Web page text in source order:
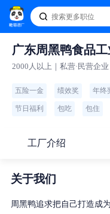
广东周黑鸭食品工
2000人以上｜私营·民营企
五险一金 绩效奖 年终
节日福利 包吃 包住
工厂介绍
关于我们
周黑鸭追求把自己打造成